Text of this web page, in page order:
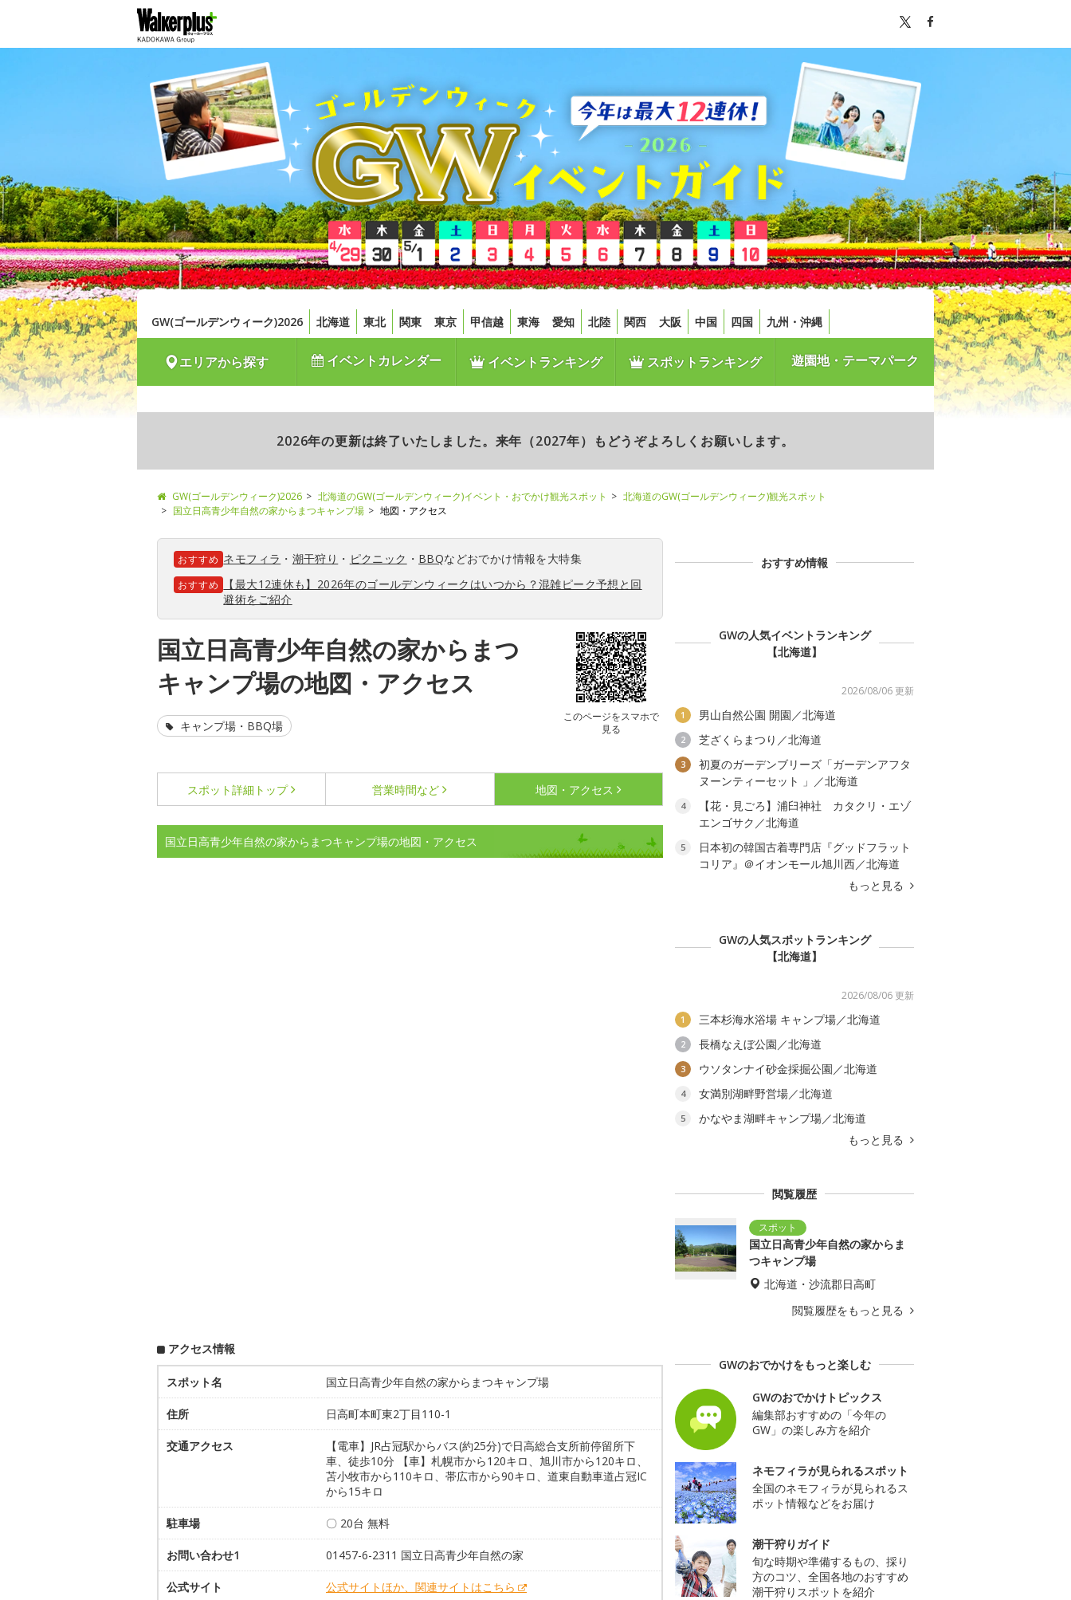
GW(ゴールデンウィーク)2026 北海道 東北 関東 東京 甲信越 東海 愛知 北陸 関西 大阪 中国 四国 九州・沖縄
エリアから探す イベントカレンダー イベントランキング スポットランキング 遊園地・テーマパーク
2026年の更新は終了いたしました。来年（2027年）もどうぞよろしくお願いします。
GW(ゴールデンウィーク)2026 北海道のGW(ゴールデンウィーク)イベント・おでかけ観光スポット
北海道のGW(ゴールデンウィーク)観光スポット
国立日高青少年自然の家からまつキャンプ場
地図・アクセス
おすすめ ネモフィラ ・ 潮干狩り ・ ピクニック ・ BBQなどおでかけ情報を大特集
おすすめ
【最大12連休も】2026年のゴールデンウィークはいつから？混雑ピーク予想と回
避術をご紹介
国立日高青少年自然の家からまつ
キャンプ場の地図・アクセス
このページをスマホで
見る
キャンプ場・BBQ場
スポット詳細 トップ 営業時間など 地図・アクセス
国立日高青少年自然の家からまつキャンプ場の地図・アクセス
アクセス情報
スポット名 国立日高青少年自然の家からまつキャンプ場
住所 日高町本町東2丁目110-1
交通アクセス
【電車】JR占冠駅からバス(約25分)で日高総合支所前停留所下
車、徒歩10分 【車】札幌市から120キロ、旭川市から120キロ、
苫小牧市から110キロ、帯広市から90キロ、道東自動車道占冠IC
から15キロ
駐車場 〇 20台 無料
お問い合わせ1 01457-6-2311 国立日高青少年自然の家
公式サイト 公式サイトほか、関連サイトはこちら
おすすめ情報
GWの人気イベントランキング
【北海道】
2026/08/06 更新
1 男山自然公園 開園／北海道
2 芝ざくらまつり／北海道
3
初夏のガーデンブリーズ「ガーデンアフタ
ヌーンティーセット 」／北海道
4
【花・見ごろ】浦臼神社 カタクリ・エゾ
エンゴサク／北海道
5
日本初の韓国古着専門店『グッドフラット
コリア』＠イオンモール旭川西／北海道
もっと見る
GWの人気スポットランキング
【北海道】
2026/08/06 更新
1 三本杉海水浴場 キャンプ場／北海道
2 長橋なえぼ公園／北海道
3 ウソタンナイ砂金採掘公園／北海道
4 女満別湖畔野営場／北海道
5
かなやま湖畔キャンプ場／北海道
もっと見る
閲覧履歴
国立日高青少年自然の家からま
つキャンプ場
北海道・沙流郡日高町
閲覧履歴をもっと見る
GWのおでかけをもっと楽しむ
GWのおでかけトピックス
編集部おすすめの「今年の
GW」の楽しみ方を紹介
ネモフィラが見られるスポット
全国のネモフィラが見られるス
ポット情報などをお届け
潮干狩りガイド
旬な時期や準備するもの、採り
方のコツ、全国各地のおすすめ
潮干狩りスポットを紹介